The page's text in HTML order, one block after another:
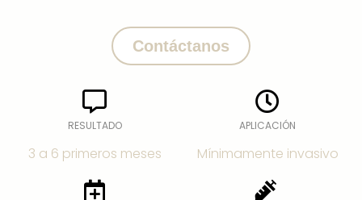
Contáctanos
RESULTADO
3 a 6 primeros meses
APLICACIÓN
Mínimamente invasivo